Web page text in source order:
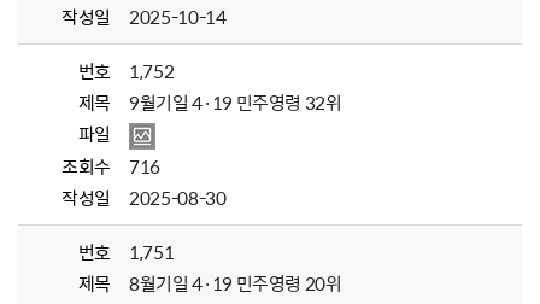
작성일
2025-10-14
번호
1,752
제목
9월기일 4·19 민주영령 32위
파일
조회수
716
작성일
2025-08-30
번호
1,751
제목
8월기일 4·19 민주영령 20위